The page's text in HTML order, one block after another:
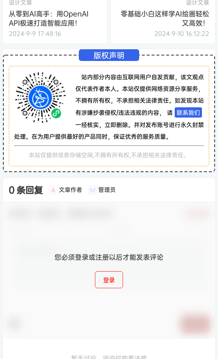
设计文章
从零到AI高手：用OpenAI
API极速打造智能应用！
2024-9-9 17:48:16
设计文章
零基础小白这样学AI绘画轻松
又高效！
2024-9-10 16:12:22
版权声明
站内部分内容由互联网用户自发贡献，该文观点
仅代表作者本人。本站仅提供网络资源分享服务，
不拥有所有权，不承担相关法律责任。如发现本站
有涉嫌抄袭侵权/违法违规的内容， 请 联系我们
一经核实，立即删除。并对发布账号进行永久封禁
处理。在为用户提供最好的产品同时，保证优秀的服务质量。
本站仅提供信息存储空间,不拥有所有权,不承担相关法律责任。
0 条回复 A 文章作者 M 管理员
您必须登录或注册以后才能发表评论
登录